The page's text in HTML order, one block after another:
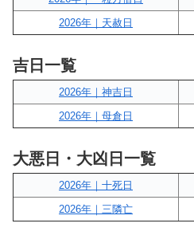
2026年｜天赦日
吉日一覧
2026年｜神吉日
2026年｜母倉日
大悪日・大凶日一覧
2026年｜十死日
2026年｜三隣亡